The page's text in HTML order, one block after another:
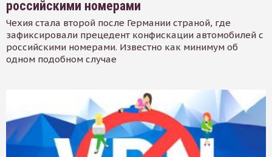
российскими номерами
Чехия стала второй после Германии страной, где
зафиксировали прецедент конфискации автомобилей с
российскими номерами. Известно как минимум об
одном подобном случае